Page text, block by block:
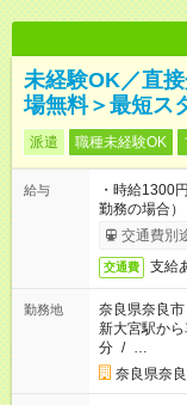
未経験OK／直
場無料＞最短ス
派遣 職種未経験OK
給与
・時給1300
勤務の場合
り（会社規
交通費別
交通費 支給
勤務地
奈良県奈良市
新大宮駅か
分 / …
奈良県奈